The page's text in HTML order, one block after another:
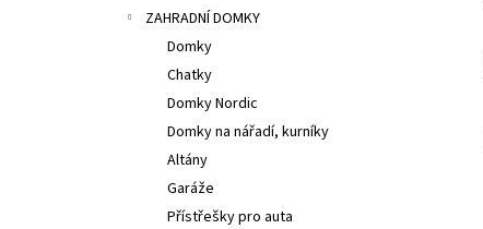
ZAHRADNÍ DOMKY
Domky
Chatky
Domky Nordic
Domky na nářadí, kurníky
Altány
Garáže
Přístřešky pro auta